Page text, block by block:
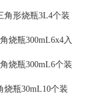
角形烧瓶3L4个装
烧瓶300mL6x4入
烧瓶300mL6个装
烧瓶30mL10个装